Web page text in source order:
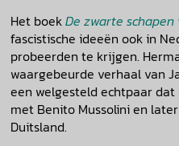
Het boekDe zwarte
fascistische ideeën ook in
probeerden te krijgen.
waargebeurde verhaal van
een welgesteld echtpaar
met Benito Mussolini en
Duitsland.